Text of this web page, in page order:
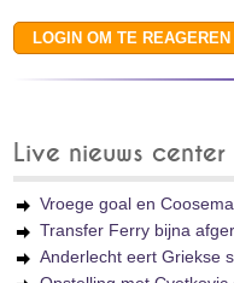
Live nieuws center
Vroege goal en
Transfer Ferry bijna
Anderlecht eert Griekse